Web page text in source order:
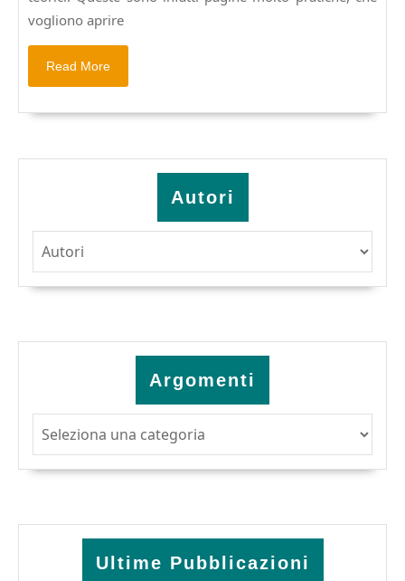
telematiche.
vogliono aprire
Read More
Autori
Argomenti
Ultime Pubblicazioni